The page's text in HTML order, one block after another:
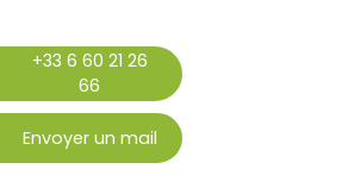
+33 6 60 21 26
66
Envoyer un mail